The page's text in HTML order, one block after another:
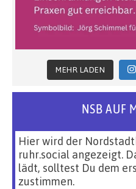
MEHR LADEN
NSB AUF
Hier wird der
ruhr.social angezeigt.
lädt, solltest Du dem
zustimmen.